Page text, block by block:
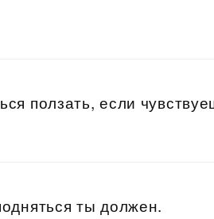
ползать, если
ты должен.